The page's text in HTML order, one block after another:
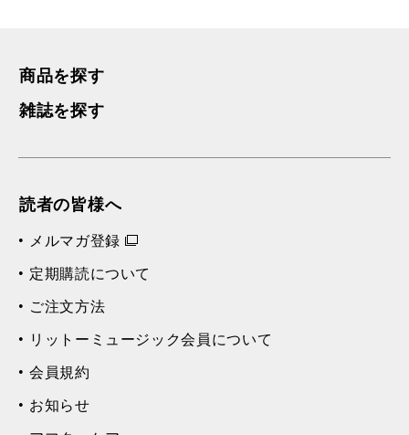
商品を探す
雑誌を探す
読者の皆様へ
メルマガ登録
定期購読について
ご注文方法
リットーミュージック会員について
会員規約
お知らせ